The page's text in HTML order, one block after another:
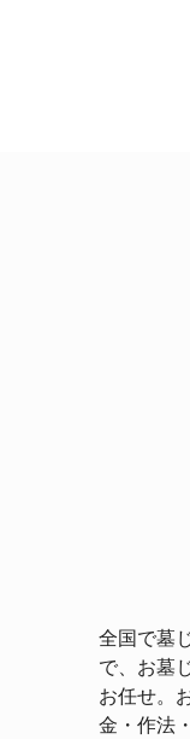
全国で墓
で、お墓
お任せ。
金・作法